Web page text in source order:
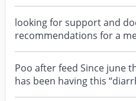
looking for support and
recommendations for a
feeling really over...
Poo after feed Since june
has been having this
times....